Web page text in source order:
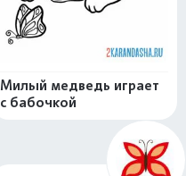
Милый медведь играет
с бабочкой